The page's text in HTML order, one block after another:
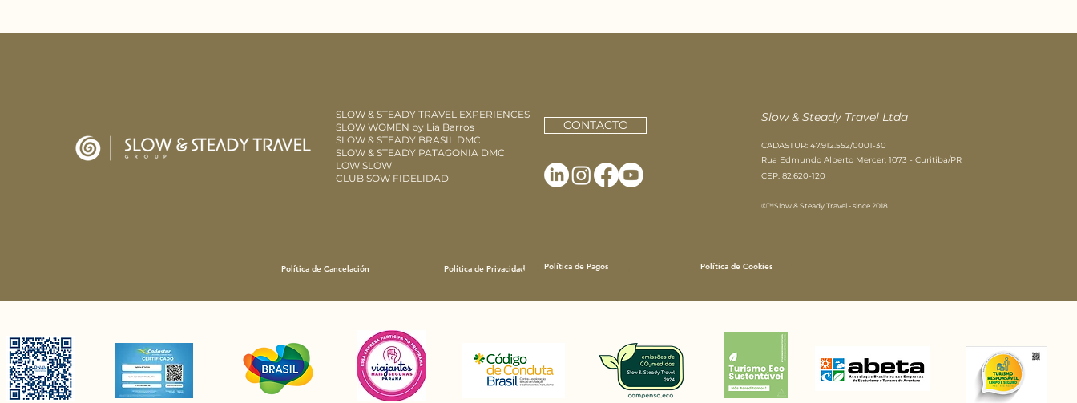
SLOW & STEADY TRAVEL EXPERIENCES
SLOW WOMEN by Lia Barros
SLOW & STEADY BRASIL DMC
SLOW & STEADY PATAGONIA DMC
LOW SLOW
CLUB SOW FIDELIDAD
Política de Cancelación Política de Privacidad
CONTACTO
Slow & Steady Travel Ltda​
CADASTUR: 47.912.552/0001-30
Rua Edmundo Alberto Mercer, 1073 - Curitiba/PR
CEP: 82.620-120
©™Slow & Steady Travel - since 2018​
Política de Pagos Política de Cookies